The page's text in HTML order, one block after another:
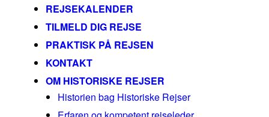
REJSEKALENDER
TILMELD DIG REJSE
PRAKTISK PÅ REJSEN
KONTAKT
OM HISTORISKE REJSER
Historien bag Historiske Rejser